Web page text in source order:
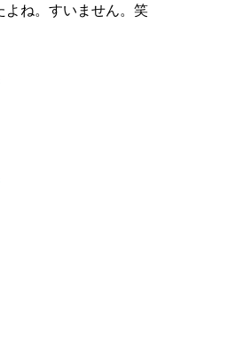
よね。すいません。笑